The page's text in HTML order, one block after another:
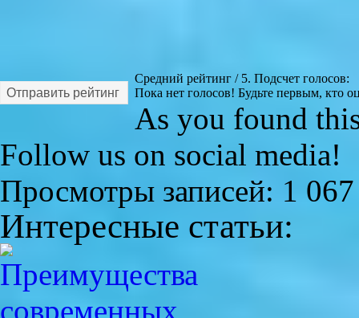
Отправить рейтинг
Средний рейтинг / 5. Подсчет голосов:
Пока нет голосов! Будьте первым, кто
As you found
Follow us on social media!
Просмотры записей: 1 067
Интересные статьи: